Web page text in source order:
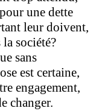
une dette
leur doivent,
société?
sans
est certaine,
engagement,
changer.